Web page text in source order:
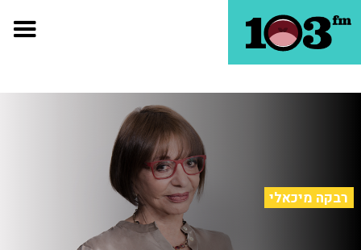
רבקה מיכאלי